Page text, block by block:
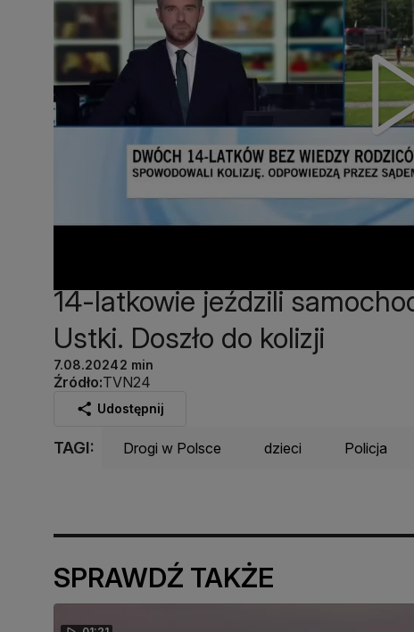
14-latkowie jeździli
Ustki. Doszło do kolizji
7.08.20242 min
Źródło:TVN24
Udostępnij
TAGI: Drogi w Polsce dzieci Policja
SPRAWDŹ TAKŻE